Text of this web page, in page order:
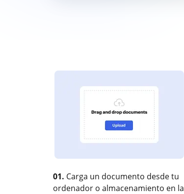
01. Carga un documento desde tu
ordenador o almacenamiento en la